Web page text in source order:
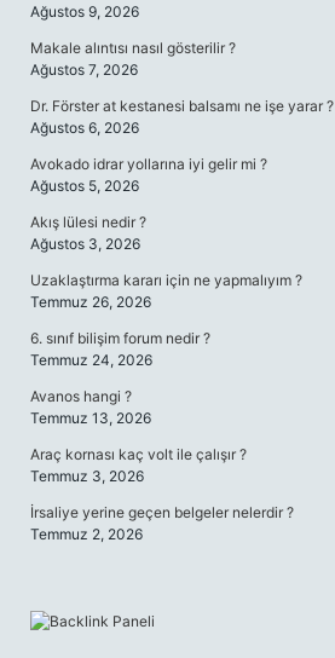
Ağustos 9, 2026
Makale alıntısı nasıl gösterilir ?
Ağustos 7, 2026
Dr. Förster at kestanesi balsamı ne işe yarar ?
Ağustos 6, 2026
Avokado idrar yollarına iyi gelir mi ?
Ağustos 5, 2026
Akış lülesi nedir ?
Ağustos 3, 2026
Uzaklaştırma kararı için ne yapmalıyım ?
Temmuz 26, 2026
6. sınıf bilişim forum nedir ?
Temmuz 24, 2026
Avanos hangi ?
Temmuz 13, 2026
Araç kornası kaç volt ile çalışır ?
Temmuz 3, 2026
İrsaliye yerine geçen belgeler nelerdir ?
Temmuz 2, 2026